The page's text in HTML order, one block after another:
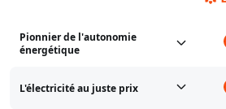
Pionnier de l'autonomie
énergétique
L'électricité au juste prix